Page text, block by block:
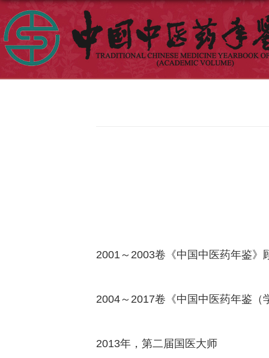
2001～ 2003卷 《中国中医药年鉴》
2004～ 2017卷 《中国中医药年鉴
2013年，第二届国医大师